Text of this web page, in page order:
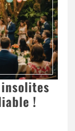
insolites
!